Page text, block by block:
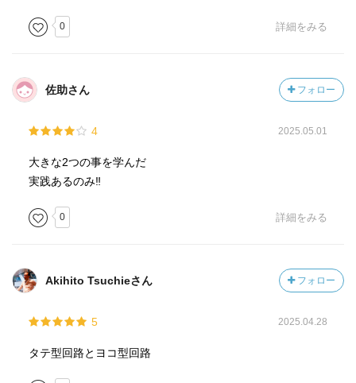
0 詳細をみる
佐助さん フォロー
4 2025.05.01
大きな2つの事を学んだ
実践あるのみ‼️
0 詳細をみる
Akihito Tsuchieさん フォロー
5 2025.04.28
タテ型回路とヨコ型回路